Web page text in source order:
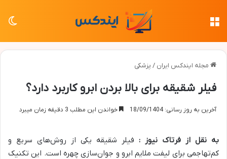
مجله ایندکس ایران / پزشکی
فیلر شقیقه برای بالا بردن ابرو کاربرد دارد؟
آخرین به روز رسانی: 18/09/1404 خواندن این مطلب 3 دقیقه زمان میبرد
به نقل از فرتاک نیوز : فیلر شقیقه یکی از روش‌های سریع و
کم‌تهاجمی برای لیفت ملایم ابرو و جوان‌سازی چهره است. این تکنیک